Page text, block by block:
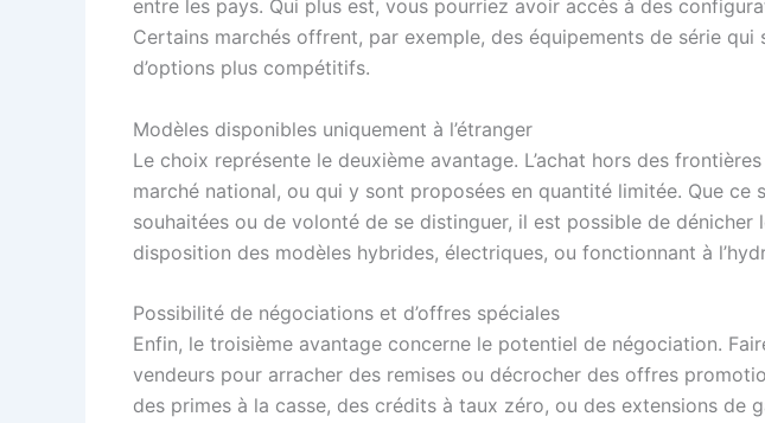
entre les pays. Qui plus est, vous pourriez avoir accès à des
Certains marchés offrent, par exemple, des équipements de série
d’options plus compétitifs.
Modèles disponibles uniquement à l’étranger
Le choix représente le deuxième avantage. L’achat hors des
marché national, ou qui y sont proposées en quantité limitée. Que
souhaitées ou de volonté de se distinguer, il est possible de
disposition des modèles hybrides, électriques, ou fonctionnant à
Possibilité de négociations et d’offres spéciales
Enfin, le troisième avantage concerne le potentiel de négociation.
vendeurs pour arracher des remises ou décrocher des offres
des primes à la casse, des crédits à taux zéro, ou des extensions